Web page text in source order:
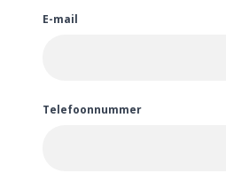
E-mail
Telefoonnummer